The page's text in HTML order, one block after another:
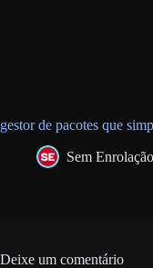
gestor de pacotes que
Sem Enrolação
Deixe um comentário